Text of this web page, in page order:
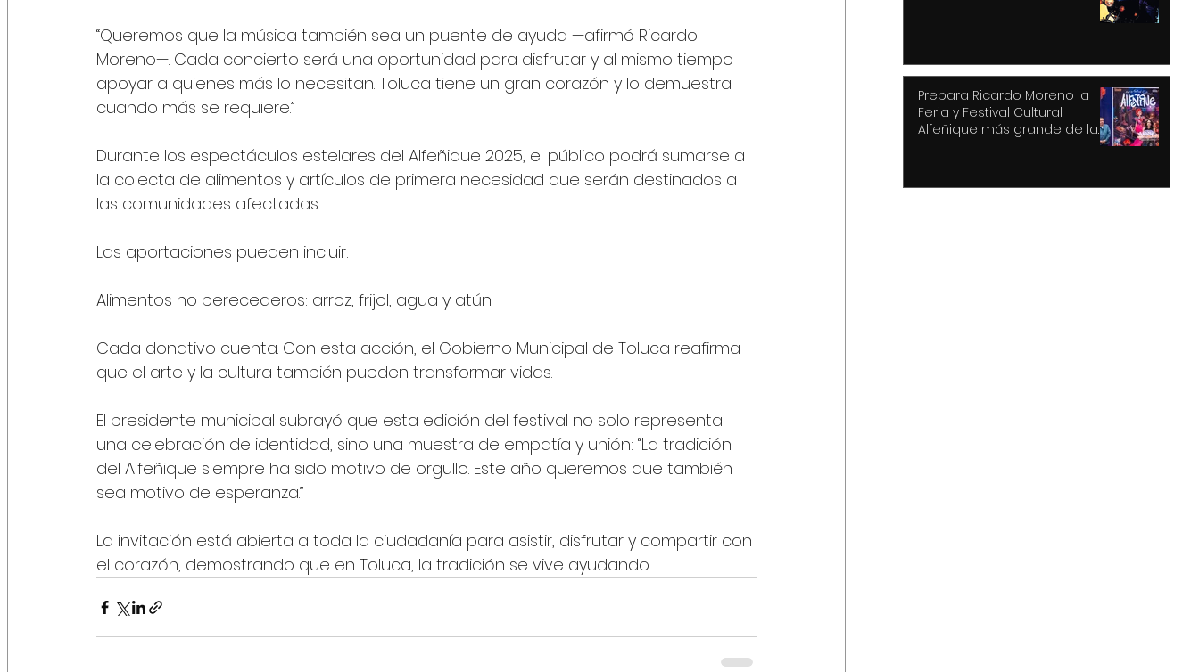
“Queremos que la música también sea un puente de ayuda —afirmó Ricardo
Moreno—. Cada concierto será una oportunidad para disfrutar y al mismo tiempo
apoyar a quienes más lo necesitan. Toluca tiene un gran corazón y lo demuestra
cuando más se requiere.”
Durante los espectáculos estelares del Alfeñique 2025, el público podrá sumarse a
la colecta de alimentos y artículos de primera necesidad que serán destinados a
las comunidades afectadas.
Las aportaciones pueden incluir:
Alimentos no perecederos: arroz, frijol, agua y atún.
Cada donativo cuenta. Con esta acción, el Gobierno Municipal de Toluca reafirma
que el arte y la cultura también pueden transformar vidas.
El presidente municipal subrayó que esta edición del festival no solo representa
una celebración de identidad, sino una muestra de empatía y unión: “La tradición
del Alfeñique siempre ha sido motivo de orgullo. Este año queremos que también
sea motivo de esperanza.”
La invitación está abierta a toda la ciudadanía para asistir, disfrutar y compartir con
el corazón, demostrando que en Toluca, la tradición se vive ayudando.
Prepara Ricardo Moreno la
Feria y Festival Cultural
Alfeñique más grande de la